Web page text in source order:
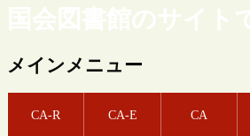
国会図書館のサイト
メインメニュー
CA-R CA-E CA